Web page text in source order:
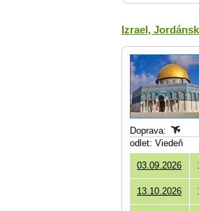
Izrael,
Doprava:
odlet: Viedeň
03.09.2026
13.10.2026